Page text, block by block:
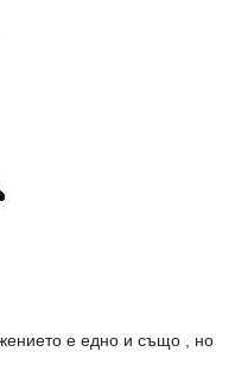
е едно и също , но